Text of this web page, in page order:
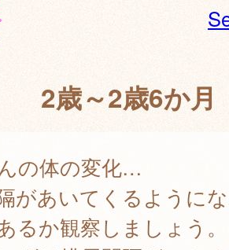
2歳～2歳6か月
の体の変化…
があいてくるように
るか観察しましょう